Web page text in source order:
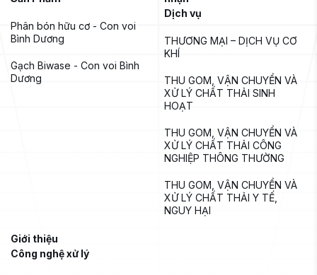
Phân bón hữu cơ - Con voi
Bình Dương
Gạch Biwase - Con voi Bình
Dương
Giới thiệu
Công nghệ xử lý
Dịch vụ
THƯƠNG MẠI – DỊCH VỤ CƠ
KHÍ
THU GOM, VẬN CHUYỂN VÀ
XỬ LÝ CHẤT THẢI SINH
HOẠT
THU GOM, VẬN CHUYỂN VÀ
XỬ LÝ CHẤT THẢI CÔNG
NGHIỆP THÔNG THƯỜNG
THU GOM, VẬN CHUYỂN VÀ
XỬ LÝ CHẤT THẢI Y TẾ,
NGUY HẠI